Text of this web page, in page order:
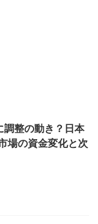
調整の動き？日本
場の資金変化と次